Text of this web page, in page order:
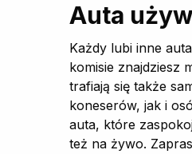
Auta
Każdy lubi inne
komisie znajdziesz
trafiają się także
koneserów, jak i
auta, które
też na żywo.